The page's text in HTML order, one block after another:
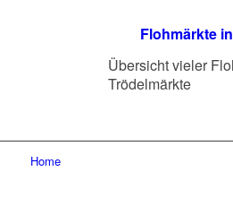
Flohmärkte
Übersicht vieler
Trödelmärkte
Home